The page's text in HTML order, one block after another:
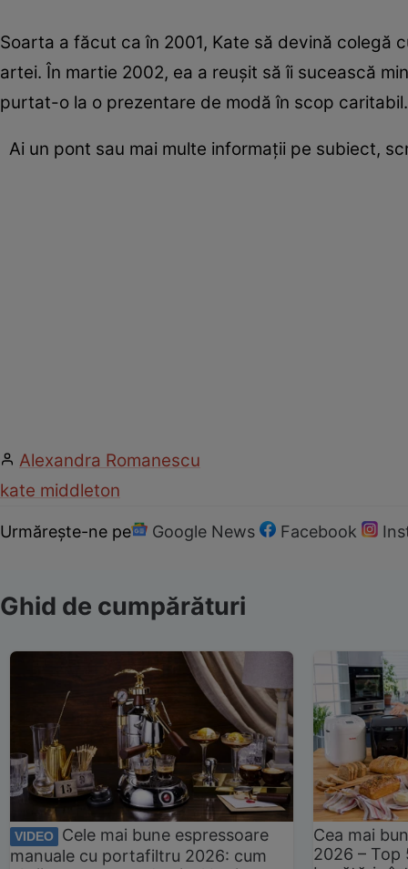
Soarta a făcut ca în 2001, Kate să devină colegă
artei. În martie 2002, ea a reuşit să îi sucească
purtat-o la o prezentare de modă în scop caritabil.
Ai un pont sau mai multe informații pe subiect,
Alexandra Romanescu
kate middleton
Urmărește-ne pe Google News Facebook
Ghid de cumpărături
VIDEO
Cele mai bune espressoare
manuale cu portafiltru 2026: cum
Cea mai
2026 –